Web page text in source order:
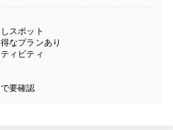
スポット
なプランあり
ィビティ
要確認